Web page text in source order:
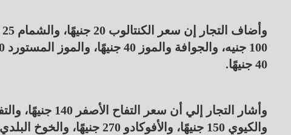
40 جنيهًا.
والكيوي 150 جنيهًا، والأفوكادو 270 جنيهًا، والخوخ البلدي 60 جنيهًا، والبطيخ 15 جنيهًا للكيلو.